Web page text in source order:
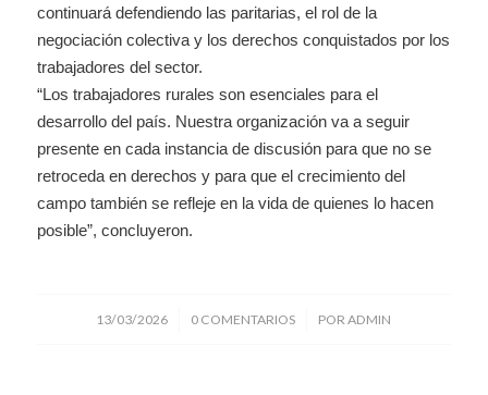
continuará defendiendo las paritarias, el rol de la
negociación colectiva y los derechos conquistados por los
trabajadores del sector.
“Los trabajadores rurales son esenciales para el
desarrollo del país. Nuestra organización va a seguir
presente en cada instancia de discusión para que no se
retroceda en derechos y para que el crecimiento del
campo también se refleje en la vida de quienes lo hacen
posible”, concluyeron.
13/03/2026
/ 0 COMENTARIOS
/ PORADMIN